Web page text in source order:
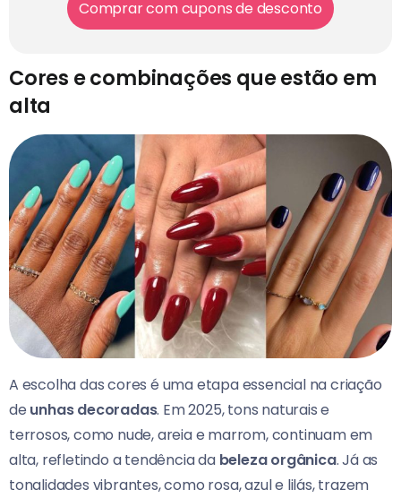
Comprar com cupons de desconto
Cores e combinações que estão em
alta
A escolha das cores é uma etapa essencial na criação
de unhas decoradas. Em 2025, tons naturais e
terrosos, como nude, areia e marrom, continuam em
alta, refletindo a tendência da beleza orgânica. Já as
tonalidades vibrantes, como rosa, azul e lilás, trazem